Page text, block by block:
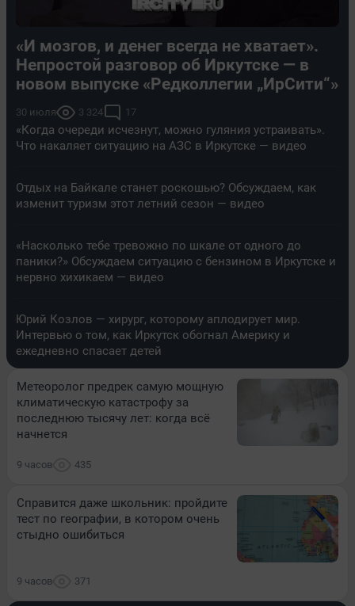
«И мозгов, и денег всегда не хватает».
Непростой разговор об Иркутске — в
новом выпуске «Редколлегии „ИрСити“»
30 июля 3 324 17
«Когда очереди исчезнут, можно гуляния устраивать».
Что накаляет ситуацию на АЗС в Иркутске — видео
Отдых на Байкале станет роскошью? Обсуждаем, как
изменит туризм этот летний сезон — видео
«Насколько тебе тревожно по шкале от одного до
паники?» Обсуждаем ситуацию с бензином в Иркутске и
нервно хихикаем — видео
Юрий Козлов — хирург, которому аплодирует мир.
Интервью о том, как Иркутск обогнал Америку и
ежедневно спасает детей
Метеоролог предрек самую мощную
климатическую катастрофу за
последнюю тысячу лет: когда всё
начнется
9 часов 435
Справится даже школьник: пройдите
тест по географии, в котором очень
стыдно ошибиться
9 часов 371